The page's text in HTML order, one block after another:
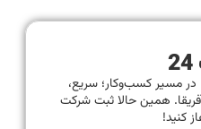
در مسیر کسب‌وکار؛ سریع،
همین حالا ثبت شرکت
کنید!